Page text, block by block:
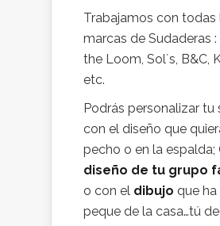
Trabajamos con todas
marcas de Sudaderas
the Loom, Sol´s, B&C,
etc.
Podrás personalizar tu
con el diseño que
pecho o en la espalda;
diseño de tu grupo
o con el dibujo que ha
peque de la casa…tú